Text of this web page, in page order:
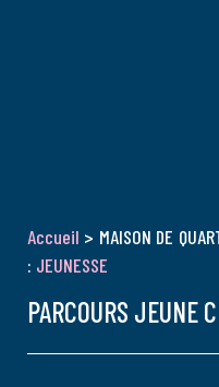
Accueil > MAISON DE
: JEUNESSE
PARCOURS JEUNE